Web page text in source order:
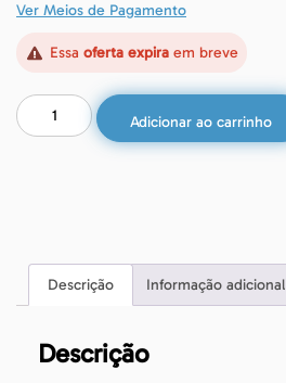
Ver Meios de Pagamento
Essa oferta expiraem breve
Adicionar ao carrinho
Descrição Informação adicional
Descrição